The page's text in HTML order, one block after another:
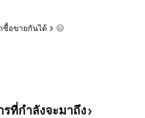
ซื้อขายกันได้
ที่กำลังจะมาถึง